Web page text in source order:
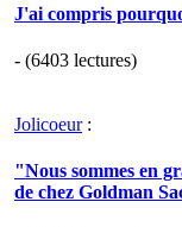
J'ai compris
- (6403 lectures)
Jolicoeur:
"Nous sommes en
de chez Goldman